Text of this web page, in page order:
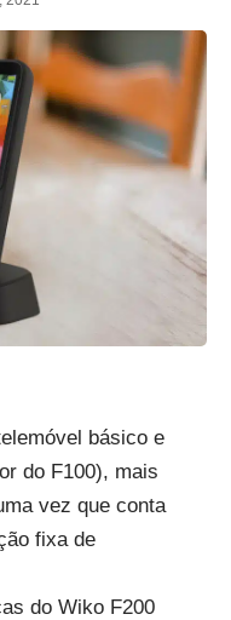
básico e
do F100), mais
vez que conta
fixa de
do Wiko F200